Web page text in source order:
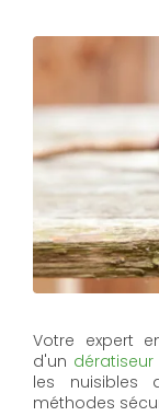
Votre expert
d'un
les nuisibles
méthodes